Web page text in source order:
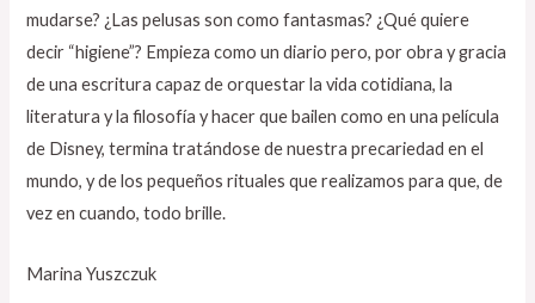
mudarse? ¿Las pelusas son como fantasmas? ¿Qué quiere
decir “higiene”? Empieza como un diario pero, por obra y gracia
de una escritura capaz de orquestar la vida cotidiana, la
literatura y la filosofía y hacer que bailen como en una película
de Disney, termina tratándose de nuestra precariedad en el
mundo, y de los pequeños rituales que realizamos para que, de
vez en cuando, todo brille.
Marina Yuszczuk